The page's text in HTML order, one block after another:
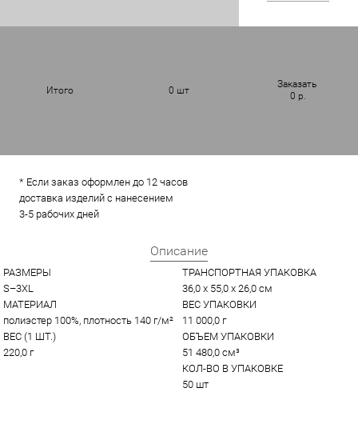
Итого 0 шт
Заказать
0 р.
* Если заказ оформлен до 12 часов
доставка изделий с нанесением
3-5 рабочих дней
Описание
РАЗМЕРЫ
S–3XL
МАТЕРИАЛ
полиэстер 100%, плотность 140 г/м²
ВЕС (1 ШТ.)
220,0 г
ТРАНСПОРТНАЯ УПАКОВКА
36,0 x 55,0 x 26,0 см
ВЕС УПАКОВКИ
11 000,0 г
ОБЪЕМ УПАКОВКИ
51 480,0 см³
КОЛ-ВО В УПАКОВКЕ
50 шт